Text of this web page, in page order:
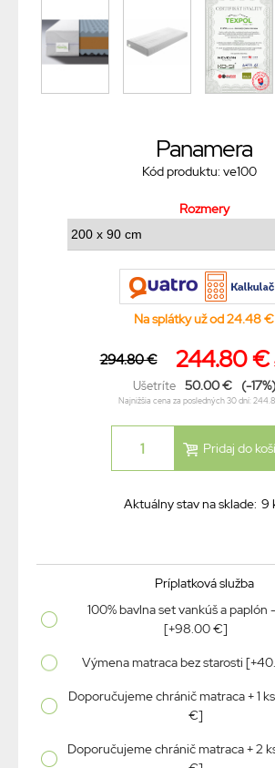
Panamera
Kód produktu: ve100
Rozmery
Na splátky už od 24.48 €
294.80 € 244.80 €
Ušetríte 50.00 € (-17%)
Najnižšia cena za posledných 30 dní:
Aktuálny stav na sklade: 9
Príplatková služba
100% bavlna set vankúš a paplón
[+98.00 €]
Výmena matraca bez starosti
Doporučujeme chránič matraca + 1
€]
Doporučujeme chránič matraca + 2